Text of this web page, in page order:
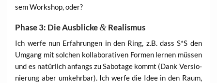
sem Work­shop, oder?
Phase 3: Die Ausblicke&Realismus
Ich wer­fe nun Erfah­run­gen in den Ring, z.B. dass S*S den
Umgang mit sol­chen kol­la­bo­ra­ti­ven For­men ler­nen müs­sen
und es natür­lich anfangs zu Sabo­ta­ge kommt (Dank Ver­sio­
nie­rung aber umkehr­bar). Ich wer­fe die Idee in den Raum,